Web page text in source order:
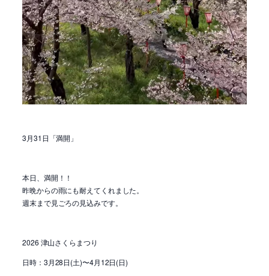
3月31日「満開」
本日、満開！！
昨晩からの雨にも耐えてくれました。
週末まで見ごろの見込みです。
2026 津山さくらまつり
日時：3月28日(土)〜4月12日(日)